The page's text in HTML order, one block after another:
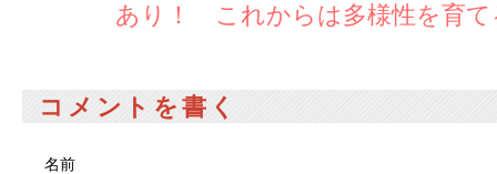
あり！ これからは多様性を育て
コメントを書く
名前